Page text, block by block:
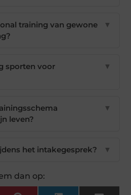
training van gewone
▼
sporten voor
▼
leven?
▼
het intakegesprek? ▼
dan op: